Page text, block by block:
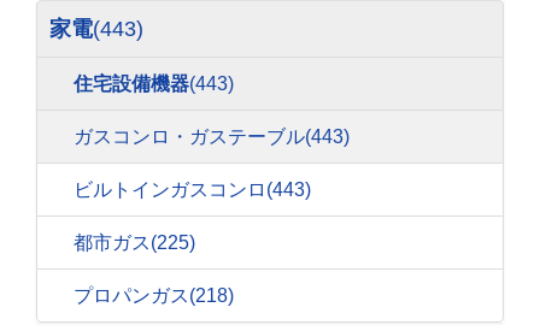
家電(443)
住宅設備機器(443)
ガスコンロ・ガステーブル(443)
ビルトインガスコンロ (443)
都市ガス(225)
プロパンガス(218)